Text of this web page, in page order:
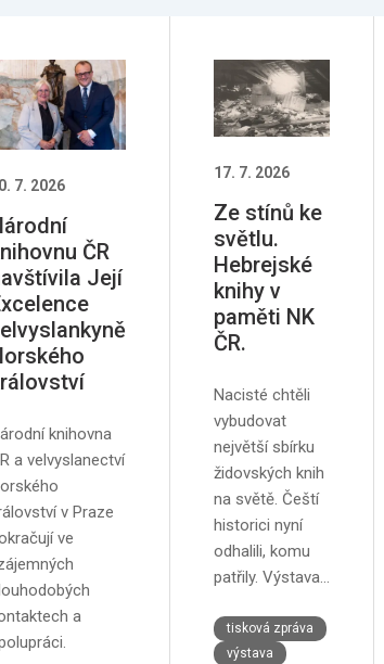
7. 2026
ČR
Její
knihovna
a velvyslanectví
v Praze
ve
a
17. 7. 2026
Ze stínů ke
světlu.
Hebrejské
knihy v
paměti NK
ČR.
Nacisté chtěli
vybudovat
největší sbírku
židovských knih
na světě. Čeští
historici nyní
odhalili, komu
patřily. Výstava…
tisková zpráva
výstava